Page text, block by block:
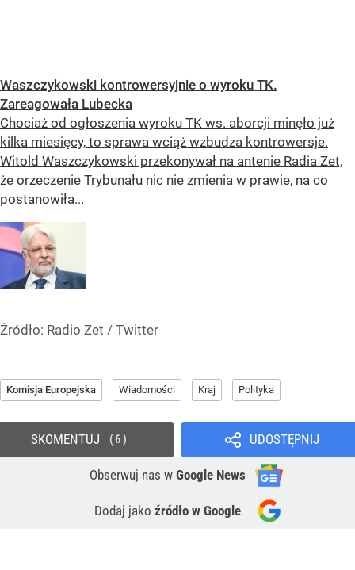
Waszczykowski kontrowersyjnie o wyroku TK.
Zareagowała Lubecka
Chociaż od ogłoszenia wyroku TK ws. aborcji minęło już
kilka miesięcy, to sprawa wciąż wzbudza kontrowersje.
Witold Waszczykowski przekonywał na antenie Radia Zet,
że orzeczenie Trybunału nic nie zmienia w prawie, na co
postanowiła...
Źródło: Radio Zet / Twitter
Komisja Europejska Wiadomości Kraj Polityka
UDOSTĘPNIJ
Obserwuj nas w Google News
Dodaj jako źródło w Google
SKOMENTUJ 6